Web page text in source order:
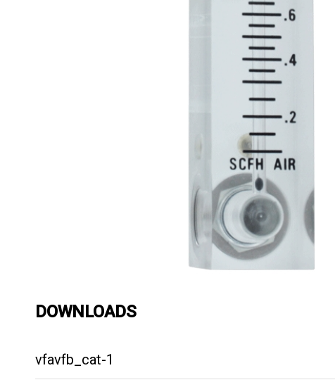
DOWNLOADS
vfavfb_cat-1